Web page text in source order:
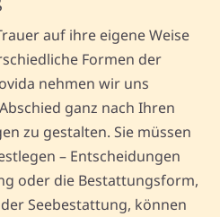
auf ihre eigene Weise
Formen der
nehmen wir uns
ganz nach Ihren
zu gestalten. Sie müssen
– Entscheidungen
oder die Bestattungsform,
Seebestattung, können